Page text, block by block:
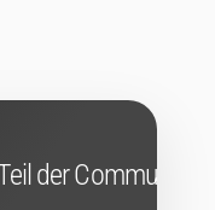
Werde Teil